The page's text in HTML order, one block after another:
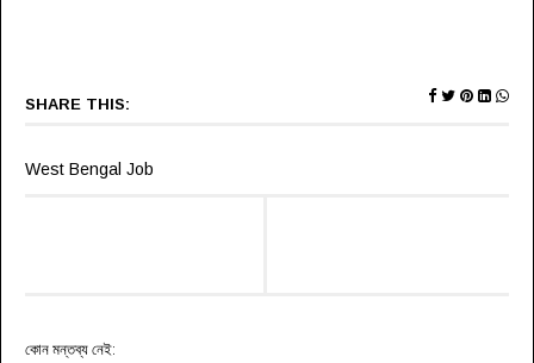
SHARE THIS:
West Bengal Job
কোন মন্তব্য নেই: